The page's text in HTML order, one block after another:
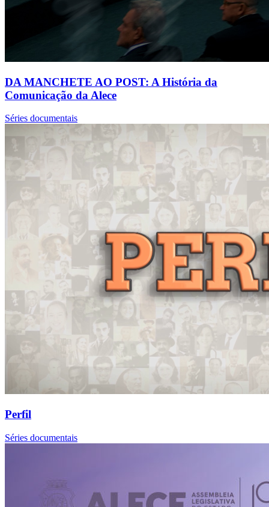
DA MANCHETE AO POST: A História da
Comunicação da Alece
Séries documentais
Perfil
Séries documentais